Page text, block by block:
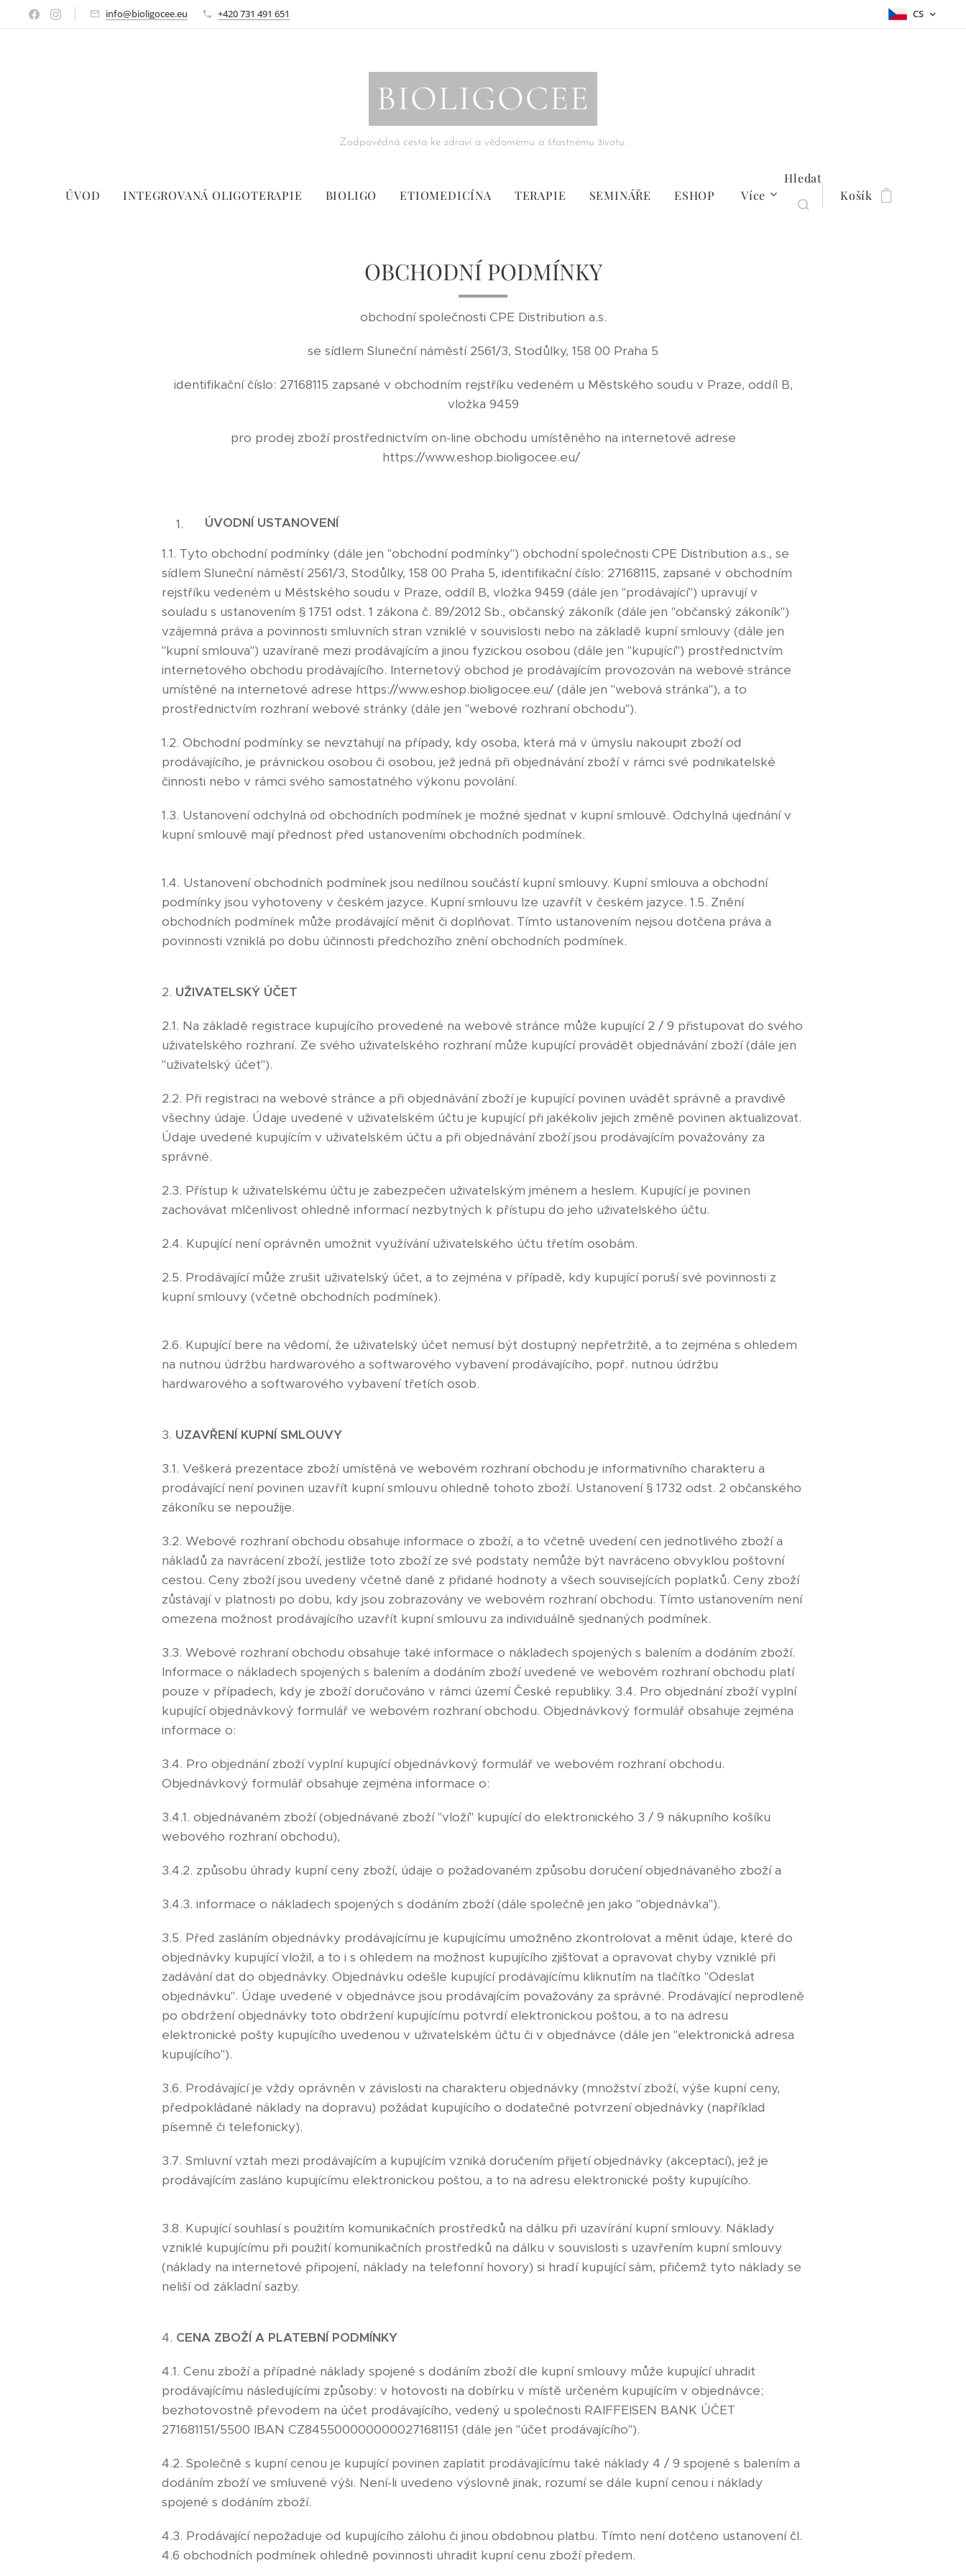
info@bioligocee.eu +420 731 491 651 CS
BIOLIGOCEE
Zodpovědná cesta ke zdraví a vědomému a šťastnému životu.
ÚVOD INTEGROVANÁ OLIGOTERAPIE BIOLIGO ETIOMEDICÍNA TERAPIE SEMINÁŘE ESHOP Více
Hledat
Košík
OBCHODNÍ PODMÍNKY
obchodní společnosti CPE Distribution a.s.
se sídlem Sluneční náměstí 2561/3, Stodůlky, 158 00 Praha 5
identifikační číslo: 27168115 zapsané v obchodním rejstříku vedeném u Městského soudu v Praze, oddíl B,
vložka 9459
pro prodej zboží prostřednictvím on-line obchodu umístěného na internetové adrese
https://www.eshop.bioligocee.eu/
ÚVODNÍ USTANOVENÍ
1.1. Tyto obchodní podmínky (dále jen "obchodní podmínky") obchodní společnosti CPE Distribution a.s., se
sídlem Sluneční náměstí 2561/3, Stodůlky, 158 00 Praha 5, identifikační číslo: 27168115, zapsané v obchodním
rejstříku vedeném u Městského soudu v Praze, oddíl B, vložka 9459 (dále jen "prodávající") upravují v
souladu s ustanovením § 1751 odst. 1 zákona č. 89/2012 Sb., občanský zákoník (dále jen "občanský zákoník")
vzájemná práva a povinnosti smluvních stran vzniklé v souvislosti nebo na základě kupní smlouvy (dále jen
"kupní smlouva") uzavírané mezi prodávajícím a jinou fyzickou osobou (dále jen "kupující") prostřednictvím
internetového obchodu prodávajícího. Internetový obchod je prodávajícím provozován na webové stránce
umístěné na internetové adrese https://www.eshop.bioligocee.eu/ (dále jen "webová stránka"), a to
prostřednictvím rozhraní webové stránky (dále jen "webové rozhraní obchodu").
1.2. Obchodní podmínky se nevztahují na případy, kdy osoba, která má v úmyslu nakoupit zboží od
prodávajícího, je právnickou osobou či osobou, jež jedná při objednávání zboží v rámci své podnikatelské
činnosti nebo v rámci svého samostatného výkonu povolání.
1.3. Ustanovení odchylná od obchodních podmínek je možné sjednat v kupní smlouvě. Odchylná ujednání v
kupní smlouvě mají přednost před ustanoveními obchodních podmínek.
1.4. Ustanovení obchodních podmínek jsou nedílnou součástí kupní smlouvy. Kupní smlouva a obchodní
podmínky jsou vyhotoveny v českém jazyce. Kupní smlouvu lze uzavřít v českém jazyce. 1.5. Znění
obchodních podmínek může prodávající měnit či doplňovat. Tímto ustanovením nejsou dotčena práva a
povinnosti vzniklá po dobu účinnosti předchozího znění obchodních podmínek.
2. UŽIVATELSKÝ ÚČET
2.1. Na základě registrace kupujícího provedené na webové stránce může kupující 2 / 9 přistupovat do svého
uživatelského rozhraní. Ze svého uživatelského rozhraní může kupující provádět objednávání zboží (dále jen
"uživatelský účet").
2.2. Při registraci na webové stránce a při objednávání zboží je kupující povinen uvádět správně a pravdivě
všechny údaje. Údaje uvedené v uživatelském účtu je kupující při jakékoliv jejich změně povinen aktualizovat.
Údaje uvedené kupujícím v uživatelském účtu a při objednávání zboží jsou prodávajícím považovány za
správné.
2.3. Přístup k uživatelskému účtu je zabezpečen uživatelským jménem a heslem. Kupující je povinen
zachovávat mlčenlivost ohledně informací nezbytných k přístupu do jeho uživatelského účtu.
2.4. Kupující není oprávněn umožnit využívání uživatelského účtu třetím osobám.
2.5. Prodávající může zrušit uživatelský účet, a to zejména v případě, kdy kupující poruší své povinnosti z
kupní smlouvy (včetně obchodních podmínek).
2.6. Kupující bere na vědomí, že uživatelský účet nemusí být dostupný nepřetržitě, a to zejména s ohledem
na nutnou údržbu hardwarového a softwarového vybavení prodávajícího, popř. nutnou údržbu
hardwarového a softwarového vybavení třetích osob.
3. UZAVŘENÍ KUPNÍ SMLOUVY
3.1. Veškerá prezentace zboží umístěná ve webovém rozhraní obchodu je informativního charakteru a
prodávající není povinen uzavřít kupní smlouvu ohledně tohoto zboží. Ustanovení § 1732 odst. 2 občanského
zákoníku se nepoužije.
3.2. Webové rozhraní obchodu obsahuje informace o zboží, a to včetně uvedení cen jednotlivého zboží a
nákladů za navrácení zboží, jestliže toto zboží ze své podstaty nemůže být navráceno obvyklou poštovní
cestou. Ceny zboží jsou uvedeny včetně daně z přidané hodnoty a všech souvisejících poplatků. Ceny zboží
zůstávají v platnosti po dobu, kdy jsou zobrazovány ve webovém rozhraní obchodu. Tímto ustanovením není
omezena možnost prodávajícího uzavřít kupní smlouvu za individuálně sjednaných podmínek.
3.3. Webové rozhraní obchodu obsahuje také informace o nákladech spojených s balením a dodáním zboží.
Informace o nákladech spojených s balením a dodáním zboží uvedené ve webovém rozhraní obchodu platí
pouze v případech, kdy je zboží doručováno v rámci území České republiky. 3.4. Pro objednání zboží vyplní
kupující objednávkový formulář ve webovém rozhraní obchodu. Objednávkový formulář obsahuje zejména
informace o:
3.4. Pro objednání zboží vyplní kupující objednávkový formulář ve webovém rozhraní obchodu.
Objednávkový formulář obsahuje zejména informace o:
3.4.1. objednávaném zboží (objednávané zboží "vloží" kupující do elektronického 3 / 9 nákupního košíku
webového rozhraní obchodu),
3.4.2. způsobu úhrady kupní ceny zboží, údaje o požadovaném způsobu doručení objednávaného zboží a
3.4.3. informace o nákladech spojených s dodáním zboží (dále společně jen jako "objednávka").
3.5. Před zasláním objednávky prodávajícímu je kupujícímu umožněno zkontrolovat a měnit údaje, které do
objednávky kupující vložil, a to i s ohledem na možnost kupujícího zjišťovat a opravovat chyby vzniklé při
zadávání dat do objednávky. Objednávku odešle kupující prodávajícímu kliknutím na tlačítko "Odeslat
objednávku". Údaje uvedené v objednávce jsou prodávajícím považovány za správné. Prodávající neprodleně
po obdržení objednávky toto obdržení kupujícímu potvrdí elektronickou poštou, a to na adresu
elektronické pošty kupujícího uvedenou v uživatelském účtu či v objednávce (dále jen "elektronická adresa
kupujícího").
3.6. Prodávající je vždy oprávněn v závislosti na charakteru objednávky (množství zboží, výše kupní ceny,
předpokládané náklady na dopravu) požádat kupujícího o dodatečné potvrzení objednávky (například
písemně či telefonicky).
3.7. Smluvní vztah mezi prodávajícím a kupujícím vzniká doručením přijetí objednávky (akceptací), jež je
prodávajícím zasláno kupujícímu elektronickou poštou, a to na adresu elektronické pošty kupujícího.
3.8. Kupující souhlasí s použitím komunikačních prostředků na dálku při uzavírání kupní smlouvy. Náklady
vzniklé kupujícímu při použití komunikačních prostředků na dálku v souvislosti s uzavřením kupní smlouvy
(náklady na internetové připojení, náklady na telefonní hovory) si hradí kupující sám, přičemž tyto náklady se
neliší od základní sazby.
4. CENA ZBOŽÍ A PLATEBNÍ PODMÍNKY
4.1. Cenu zboží a případné náklady spojené s dodáním zboží dle kupní smlouvy může kupující uhradit
prodávajícímu následujícími způsoby: v hotovosti na dobírku v místě určeném kupujícím v objednávce;
bezhotovostně převodem na účet prodávajícího, vedený u společnosti RAIFFEISEN BANK ÚČET
271681151/5500 IBAN CZ8455000000000271681151 (dále jen "účet prodávajícího").
4.2. Společně s kupní cenou je kupující povinen zaplatit prodávajícímu také náklady 4 / 9 spojené s balením a
dodáním zboží ve smluvené výši. Není-li uvedeno výslovně jinak, rozumí se dále kupní cenou i náklady
spojené s dodáním zboží.
4.3. Prodávající nepožaduje od kupujícího zálohu či jinou obdobnou platbu. Tímto není dotčeno ustanovení čl.
4.6 obchodních podmínek ohledně povinnosti uhradit kupní cenu zboží předem.